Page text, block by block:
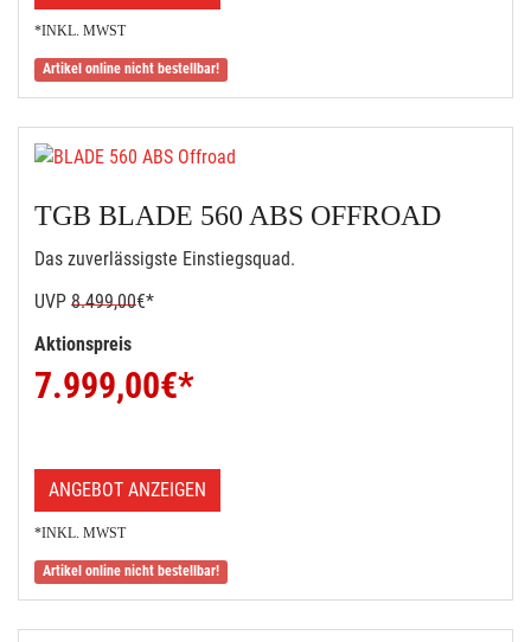
*INKL. MWST
Artikel online nicht bestellbar!
TGB BLADE 560 ABS OFFROAD
Das zuverlässigste Einstiegsquad.
UVP 8.499,00€*
Aktionspreis
7.999,00€*
ANGEBOT ANZEIGEN
*INKL. MWST
Artikel online nicht bestellbar!